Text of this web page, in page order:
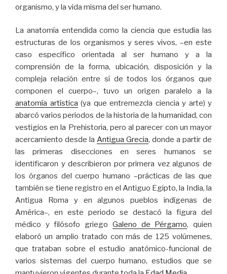
organismo, y la vida misma del ser humano.
La anatomía entendida como la ciencia que estudia las
estructuras de los organismos y seres vivos, –en este
caso específico orientada al ser humano y a la
comprensión de la forma, ubicación, disposición y la
compleja relación entre sí de todos los órganos que
componen el cuerpo–, tuvo un origen paralelo a la
anatomía artística (ya que entremezcla ciencia y arte) y
abarcó varios periodos de la historia de la humanidad, con
vestigios en la Prehistoria, pero al parecer con un mayor
acercamiento desde la Antigua Grecia, donde a partir de
las primeras disecciones en seres humanos se
identificaron y describieron por primera vez algunos de
los órganos del cuerpo humano –prácticas de las que
también se tiene registro en el Antiguo Egipto, la India, la
Antigua Roma y en algunos pueblos indígenas de
América–, en este periodo se destacó la figura del
médico y filósofo griego Galeno de Pérgamo, quien
elaboró un amplio tratado con más de 125 volúmenes,
que trataban sobre el estudio anatómico-funcional de
varios sistemas del cuerpo humano, estudios que se